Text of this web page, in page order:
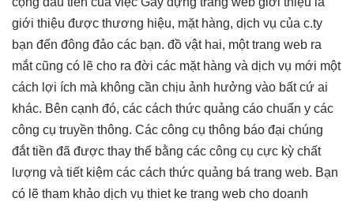
giới thiệu được thương hiệu, mặt hàng, dịch vụ của c.ty
bạn đến đông đảo các bạn. đồ vật hai, một trang web ra
mắt cũng có lẽ cho ra đời các mặt hàng và dịch vụ mới một
cách lợi ích mà không cần chịu ảnh hưởng vào bất cứ ai
khác. Bên cạnh đó, các cách thức quảng cáo chuẩn y các
công cụ truyền thông. Các công cụ thông báo đại chúng
đắt tiền đã được thay thế bằng các công cụ cực kỳ chất
lượng và tiết kiệm các cách thức quảng bá trang web. Bạn
có lẽ tham khảo dịch vụ thiet ke trang web cho doanh